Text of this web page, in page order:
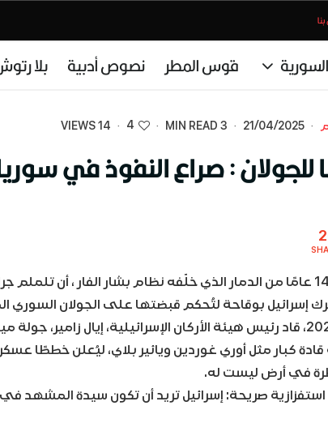
قوس المطر نصوص أدبية بلا
·
21/04/2025
·
3 MIN READ
·
4
·
14 VIEWS
للجولان : صراع النفوذ في
ينما تُحاول سوريا، بعد 14 عامًا من الدمار الذي خلّفه نظام بشار الفار ، أن تلملم
إسرائيل بوقاحة لتُحكم قبضتها على الجولان السوري
يوم 20 أبريل/نيسان 2025، قاد رئيس هيئة الأركان الإسرائيلية، إيال زامير،
قادة كبار مثل أوري غوردين ويائير بلاي، ليُعلن خططًا
في أرض ليست له.
استفزازية صريحة: إسرائيل تريد أن تكون سيدة المشهد